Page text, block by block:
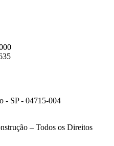
- SP - 04715-004
– Todos os Direitos